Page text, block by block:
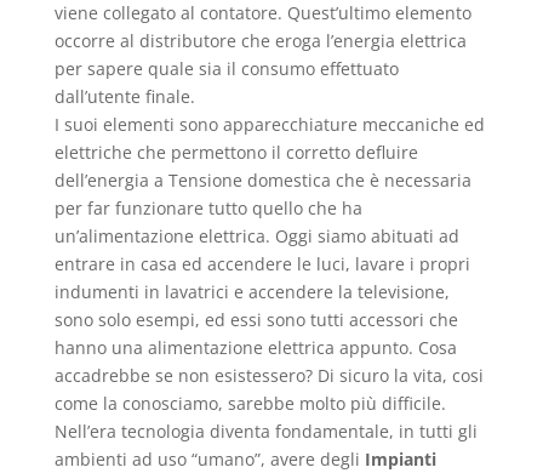
viene collegato al contatore. Quest’ultimo elemento
occorre al distributore che eroga l’energia elettrica
per sapere quale sia il consumo effettuato
dall’utente finale.
I suoi elementi sono apparecchiature meccaniche ed
elettriche che permettono il corretto defluire
dell’energia a Tensione domestica che è necessaria
per far funzionare tutto quello che ha
un’alimentazione elettrica. Oggi siamo abituati ad
entrare in casa ed accendere le luci, lavare i propri
indumenti in lavatrici e accendere la televisione,
sono solo esempi, ed essi sono tutti accessori che
hanno una alimentazione elettrica appunto. Cosa
accadrebbe se non esistessero? Di sicuro la vita, cosi
come la conosciamo, sarebbe molto più difficile.
Nell’era tecnologia diventa fondamentale, in tutti gli
ambienti ad uso “umano”, avere degli Impianti